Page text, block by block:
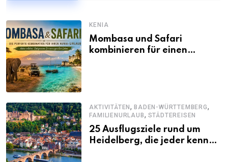
KENIA
Mombasa und Safari
kombinieren für einen
AKTIVITÄTEN,BADEN-WÜRTTEMBERG,
FAMILIENURLAUB, STÄDTEREISEN
25 Ausflugsziele rund um
Heidelberg, die jeder kennen